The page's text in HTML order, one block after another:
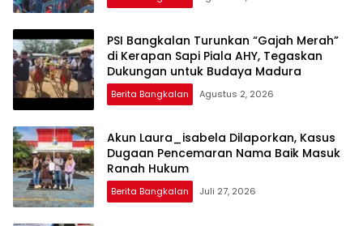
PSI Bangkalan Turunkan “Gajah Merah”
di Kerapan Sapi Piala AHY, Tegaskan
Dukungan untuk Budaya Madura
Berita Bangkalan Agustus 2, 2026
Akun Laura_isabela Dilaporkan, Kasus
Dugaan Pencemaran Nama Baik Masuk
Ranah Hukum
Berita Bangkalan Juli 27, 2026